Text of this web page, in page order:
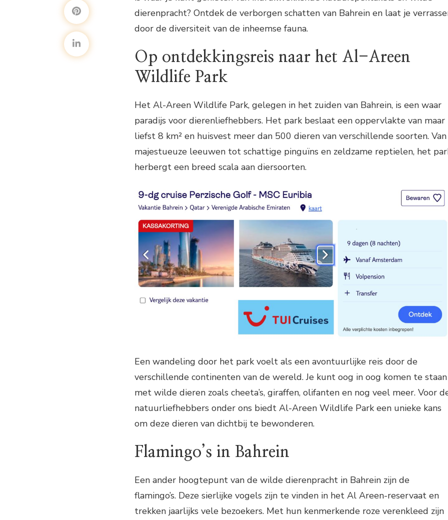
dierenpracht? Ontdek de verborgen schatten van Bahrein en laat je
door de diversiteit van de inheemse fauna.
Op ontdekkingsreis naar het Al-Areen
Wildlife Park
Het Al-Areen Wildlife Park, gelegen in het zuiden van Bahrein, is een waar
paradijs voor dierenliefhebbers. Het park beslaat een oppervlakte van maar
liefst 8 km² en huisvest meer dan 500 dieren van verschillende soorten. Van
majestueuze leeuwen tot schattige pinguïns en zeldzame reptielen, het
herbergt een breed scala aan diersoorten.
Een wandeling door het park voelt als een avontuurlijke reis door de
verschillende continenten van de wereld. Je kunt oog in oog komen te staan
met wilde dieren zoals cheeta’s, giraffen, olifanten en nog veel meer. Voor
natuurliefhebbers onder ons biedt Al-Areen Wildlife Park een unieke kans
om deze dieren van dichtbij te bewonderen.
Flamingo’s in Bahrein
Een ander hoogtepunt van de wilde dierenpracht in Bahrein zijn de
flamingo’s. Deze sierlijke vogels zijn te vinden in het Al Areen-reservaat en
trekken jaarlijks vele bezoekers. Met hun kenmerkende roze verenkleed zijn